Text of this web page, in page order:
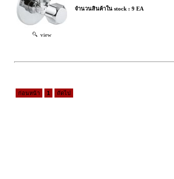
view
จำนวนสินค้าใน stock : 9 EA
ก่อนหน้า 1 ถัดไป